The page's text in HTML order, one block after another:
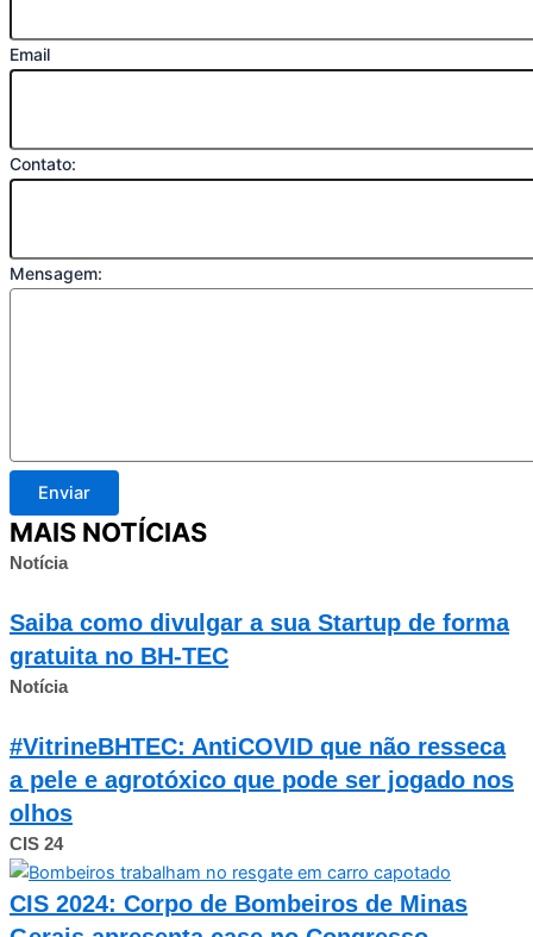
Email
Contato:
Mensagem:
Enviar
MAIS NOTÍCIAS
Notícia
Saiba como divulgar a sua Startup de forma
gratuita no BH-TEC
Notícia
#VitrineBHTEC: AntiCOVID que não resseca
a pele e agrotóxico que pode ser jogado nos
olhos
CIS 24
CIS 2024: Corpo de Bombeiros de Minas